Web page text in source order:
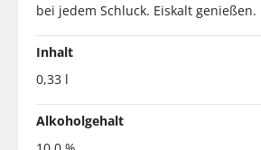
bei jedem Schluck. Eiskalt genießen.
Inhalt
0,33 l
Alkoholgehalt